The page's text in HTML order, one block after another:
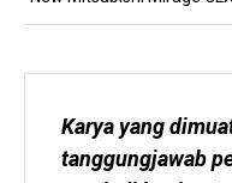
Karya yang
tanggungjawab